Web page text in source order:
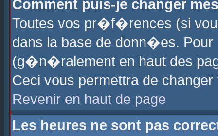
Comment puis-je changer
Toutes vos pr�f�rences (si
dans la base de donn�es.
(g�n�ralement en haut des
Ceci vous permettra de
Revenir en haut de page
Les heures ne sont pas